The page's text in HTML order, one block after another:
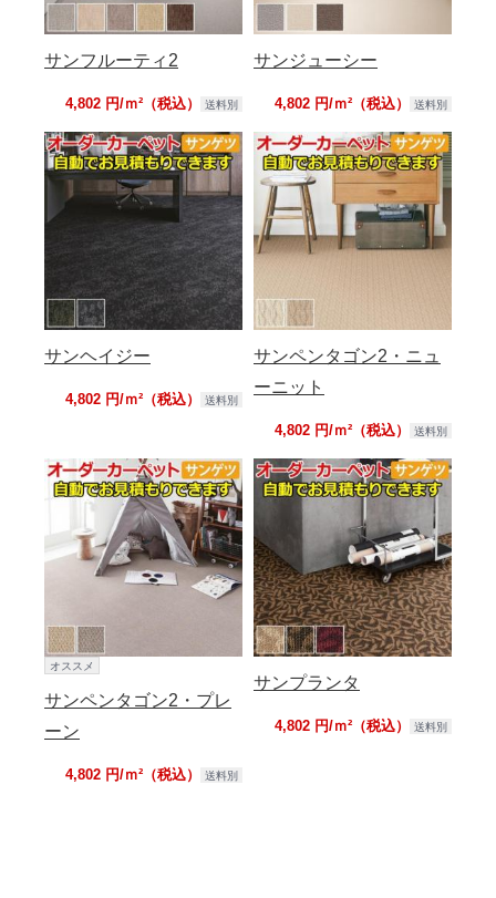
サンフルーティ2
4,802 円/ｍ²（税込） 送料別
サンジューシー
4,802 円/ｍ²（税込） 送料別
サンヘイジー
4,802 円/ｍ²（税込） 送料別
サンペンタゴン2・ニュ
ーニット
4,802 円/ｍ²（税込） 送料別
オススメ
サンペンタゴン2・プレ
ーン
4,802 円/ｍ²（税込） 送料別
サンプランタ
4,802 円/ｍ²（税込） 送料別